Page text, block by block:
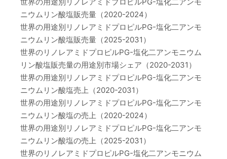
ニウムリン酸塩販売量（2020-2024）
世界の用途別リノレアミドプロピルPG-塩化二アンモ
ニウムリン酸塩販売量（2025-2031）
世界のリノレアミドプロピルPG-塩化二アンモニウム
リン酸塩販売量の用途別市場シェア（2020-2031）
世界の用途別リノレアミドプロピルPG-塩化二アンモ
ニウムリン酸塩売上（2020-2031）
世界の用途別リノレアミドプロピルPG-塩化二アンモ
ニウムリン酸塩の売上（2020-2024）
世界の用途別リノレアミドプロピルPG-塩化二アンモ
ニウムリン酸塩の売上（2025-2031）
世界のリノレアミドプロピルPG-塩化二アンモニウム